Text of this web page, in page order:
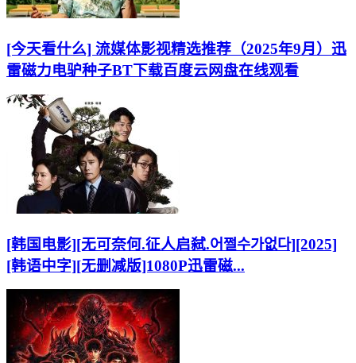
[今天看什么] 流媒体影视精选推荐（2025年9月）迅
雷磁力电驴种子BT下载百度云网盘在线观看
[韩国电影][无可奈何.征人启弑.어쩔수가없다][2025]
[韩语中字][无删减版]1080P迅雷磁...